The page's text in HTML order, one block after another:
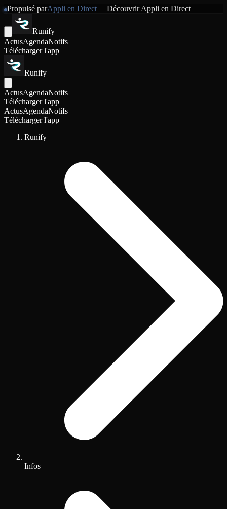
Propulsé parAppli en Direct DécouvrirAppli en Direct
Runify
ActusAgendaNotifs
Télécharger l'app
Runify
ActusAgendaNotifs
Télécharger l'app
ActusAgendaNotifs
Télécharger l'app
Runify
Infos